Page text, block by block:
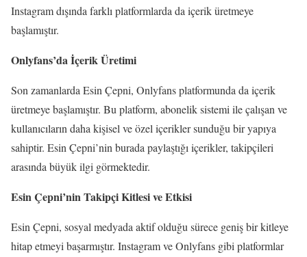
Instagram dışında farklı platformlarda da içerik üretmeye
başlamıştır.
Onlyfans’da İçerik Üretimi
Son zamanlarda Esin Çepni, Onlyfans platformunda da içerik
üretmeye başlamıştır. Bu platform, abonelik sistemi ile çalışan ve
kullanıcıların daha kişisel ve özel içerikler sunduğu bir yapıya
sahiptir. Esin Çepni’nin burada paylaştığı içerikler, takipçileri
arasında büyük ilgi görmektedir.
Esin Çepni’nin Takipçi Kitlesi ve Etkisi
Esin Çepni, sosyal medyada aktif olduğu sürece geniş bir kitleye
hitap etmeyi başarmıştır. Instagram ve Onlyfans gibi platformlar